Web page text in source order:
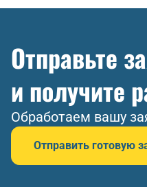
Отправьте
и получите
Обработаем вашу
Отправить готовую